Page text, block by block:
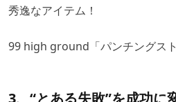
秀逸なアイテム！
99 high ground「パンチングス